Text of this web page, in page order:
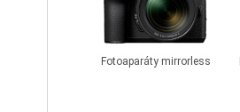
Fotoaparáty mirrorless